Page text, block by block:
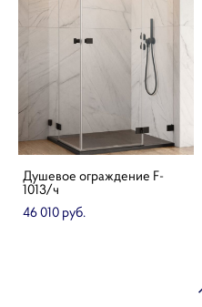
Душевое ограждение F-
1013/ч
46 010 pуб.